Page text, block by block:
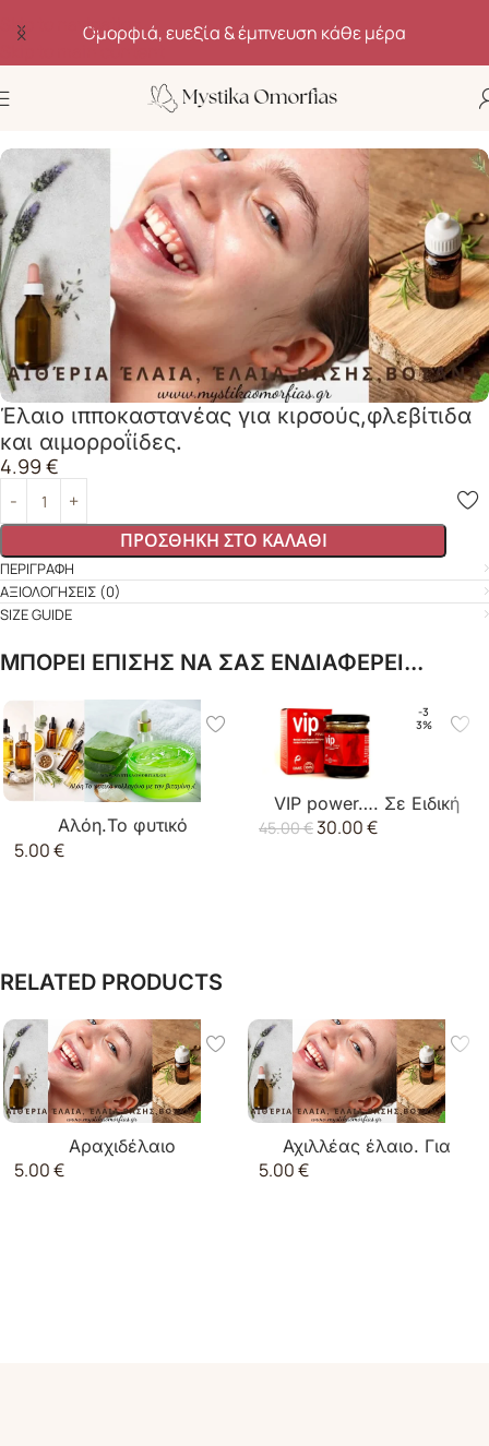
Skip to navigation
Skip to main content
Ομορφιά, ευεξία & έμπνευση κάθε μέρα
Αρχική σελίδα Καλλυντικά Έλαια
Έλαιο ιπποκαστανέας για κιρσούς,φλεβίτιδα
και αιμορροΐίδες.
4.99 €
ΠΡΟΣΘΉΚΗ ΣΤΟ ΚΑΛΆΘΙ
ΠΕΡΙΓΡΑΦΉ
ΑΞΙΟΛΟΓΉΣΕΙΣ (0)
SIZE GUIDE
ΜΠΟΡΕΙ ΕΠΙΣΗΣ ΝΑ ΣΑΣ ΕΝΔΙΑΦΕΡΕΙ...
Αλόη.Το φυτικό
κολλαγόνο με την
5.00€
-3
3%
VIP power…. Σε Ειδική
Τιμή.
45.00€30.00€
RELATED PRODUCTS
Αραχιδέλαιο
5.00€
Αχιλλέας έλαιο. Για
πανάδες-μελανές
5.00€